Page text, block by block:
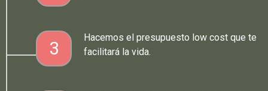
3
Hacemos el presupuesto low cost que te
facilitará la vida.